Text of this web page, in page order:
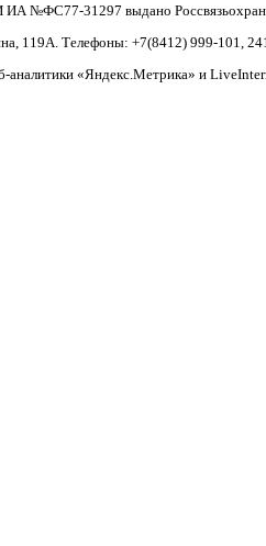
№ФС77-31297 выдано
119А. Телефоны: +7(8412) 999-101,
аналитики «Яндекс.Метрика» и